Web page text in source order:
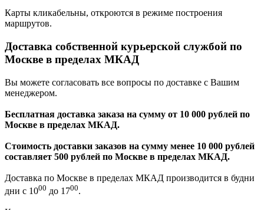
Карты кликабельны, откроются в режиме построения
маршрутов.
Доставка собственной курьерской службой по
Москве в пределах МКАД
Вы можете согласовать все вопросы по доставке с Вашим
менеджером.
Бесплатная доставка заказа на сумму от 10 000 рублей по
Москве в пределах МКАД.
Стоимость доставки заказов на сумму менее 10 000 рублей
составляет 500 рублей по Москве в пределах МКАД.
Доставка по Москве в пределах МКАД производится в будни
дни с 1000 до 1700.